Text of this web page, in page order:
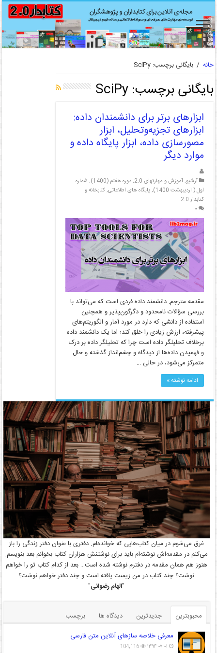
خانه / بایگانی برچسب: SciPy
بایگانی برچسب: SciPy
ابزارهای برتر برای دانشمندان داده:
ابزارهای تجزیه‌وتحلیل، ابزار
مصورسازی داده، ابزار پایگاه داده و
موارد دیگر
آرشیو,آموزش و مهارتهای 2.0 ,دوره هفتم (1400) , شماره
اول ( اردیبهشت 1400)
,پایگاه های اطلاعاتی,کتابخانه و
کتابدار 2.0
۰
مقدمه مترجم: دانشمند داده فردی است که می‌تواند با
بررسی سؤالات نامحدود و دگرگون‌پذیر و همچنین
استفاده از دانشی که دارد در مورد آمار و الگوریتم‌های
پیشرفته، ارزش زیادی را خلق کند؛ اما یک دانشمند داده
برخلاف تحلیلگر داده است چرا که تحلیلگر داده بر درک
و فهمیدن داده‌ها از دیدگاه و چشم‌انداز گذشته و حال
متمرکز می‌شود، در حالی …
ادامه نوشته »
غرق می‌شوم در میان کتاب‌هایی که خوانده‌ام. دفتری با عنوان دفتر زندگی را باز
می‌کنم در مقدمه‌اش نوشته‌ام باید برای نوشتنش هزاران کتاب بخوانم بعد بنویسم.
هنوز هم همان مقدمه در دفترم نوشته شده است… بعد از کدام کتاب تو را خواهم
نوشت؟ چند کتاب در من زیست یافته است و چند دفتر خواهم نوشت؟
"الهام رضوانی"
محبوبترین جدیدترین دیدگاه ها
برچسب
معرفی خلاصه سازهای آنلاین متن فارسی
۱۳۹۴-۰۷-۰۱ 104,116